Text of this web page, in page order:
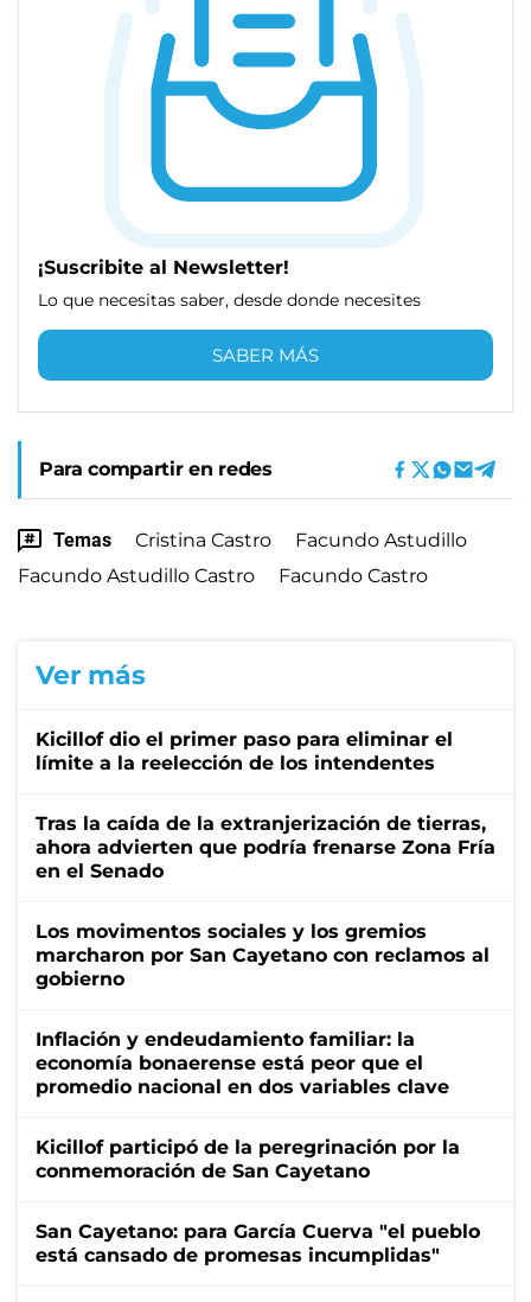
¡Suscribite al Newsletter!
Lo que necesitas saber, desde donde necesites
SABER MÁS
Para compartir en redes
Temas Cristina Castro
Facundo Astudillo
Facundo Astudillo Castro
Facundo Castro
Ver más
Kicillof dio el primer paso para eliminar el
límite a la reelección de los intendentes
Tras la caída de la extranjerización de tierras,
ahora advierten que podría frenarse Zona Fría
en el Senado
Los movimentos sociales y los gremios
marcharon por San Cayetano con reclamos al
gobierno
Inflación y endeudamiento familiar: la
economía bonaerense está peor que el
promedio nacional en dos variables clave
Kicillof participó de la peregrinación por la
conmemoración de San Cayetano
San Cayetano: para García Cuerva "el pueblo
está cansado de promesas incumplidas"